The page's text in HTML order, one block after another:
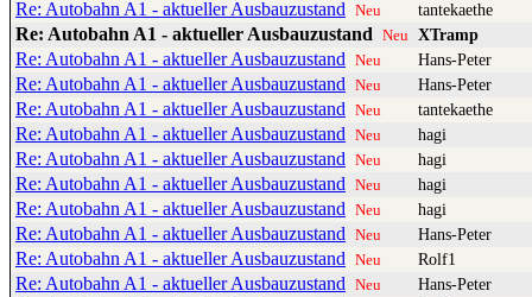
Re: Autobahn A1 - aktueller Ausbauzustand Neu tantekaethe
Re: Autobahn A1 - aktueller Ausbauzustand Neu XTramp
Re: Autobahn A1 - aktueller Ausbauzustand Neu Hans-Peter
Re: Autobahn A1 - aktueller Ausbauzustand Neu Hans-Peter
Re: Autobahn A1 - aktueller Ausbauzustand Neu tantekaethe
Re: Autobahn A1 - aktueller Ausbauzustand Neu hagi
Re: Autobahn A1 - aktueller Ausbauzustand Neu hagi
Re: Autobahn A1 - aktueller Ausbauzustand Neu hagi
Re: Autobahn A1 - aktueller Ausbauzustand Neu hagi
Re: Autobahn A1 - aktueller Ausbauzustand Neu Hans-Peter
Re: Autobahn A1 - aktueller Ausbauzustand Neu Rolf1
Re: Autobahn A1 - aktueller Ausbauzustand Neu Hans-Peter